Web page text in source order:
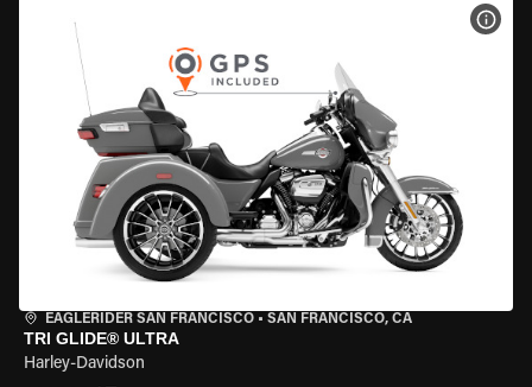
EAGLERIDER SAN FRANCISCO • SAN FRANCISCO, CA
TRI GLIDE® ULTRA
Harley-Davidson